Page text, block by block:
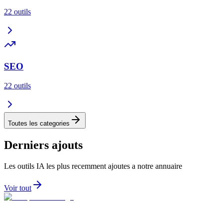
22 outils
SEO
22 outils
Toutes les categories
Derniers ajouts
Les outils IA les plus recemment ajoutes a notre annuaire
Voir tout